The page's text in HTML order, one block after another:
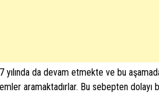
yılında da devam etmekte ve bu
aramaktadırlar. Bu sebepten dolayı